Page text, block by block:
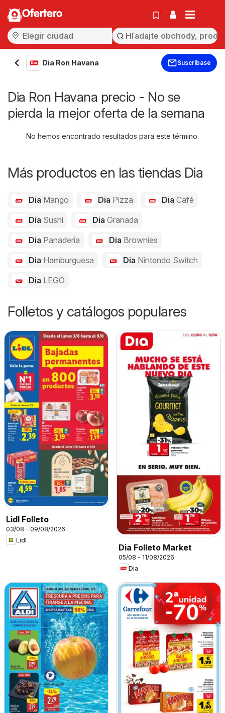
Ofertero
Dia Ron Havana Suscríbase
Dia Ron Havana precio - No se
pierda la mejor oferta de la semana
No hemos encontrado resultados para este término.
Más productos en las tiendas Dia
Dia Mango Dia Pizza DiaCafé
Dia Sushi Dia Granada
Dia Panadería Dia Brownies
Dia Hamburguesa Dia Nintendo Switch
Dia LEGO
Folletos y catálogos populares
Lidl Folleto
03/08 - 09/08/2026
Lidl
Dia Folleto Market
05/08 - 11/08/2026
Dia